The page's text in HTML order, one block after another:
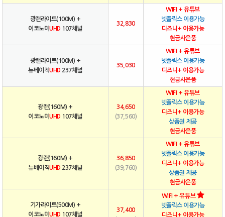
광랜라이트(100M) +
이코노미UHD 107채널
32,830
WIFI + 유튜브
넷플릭스 이용가능
디즈니+ 이용가능
현금사은품
광랜라이트(100M) +
뉴베이직UHD 237채널
35,030
WIFI + 유튜브
넷플릭스 이용가능
디즈니+ 이용가능
현금사은품
광랜(160M) +
이코노미UHD 107채널
34,650
(37,560)
WIFI + 유튜브
넷플릭스 이용가능
디즈니+ 이용가능
상품권 제공
현금사은품
광랜(160M) +
뉴베이직UHD 237채널
36,850
(39,760)
WIFI + 유튜브
넷플릭스 이용가능
디즈니+ 이용가능
상품권 제공
현금사은품
기가라이트(500M) +
이코노미UHD 107채널
37,400
WIFI + 유튜브
넷플릭스 이용가능
디즈니+ 이용가능